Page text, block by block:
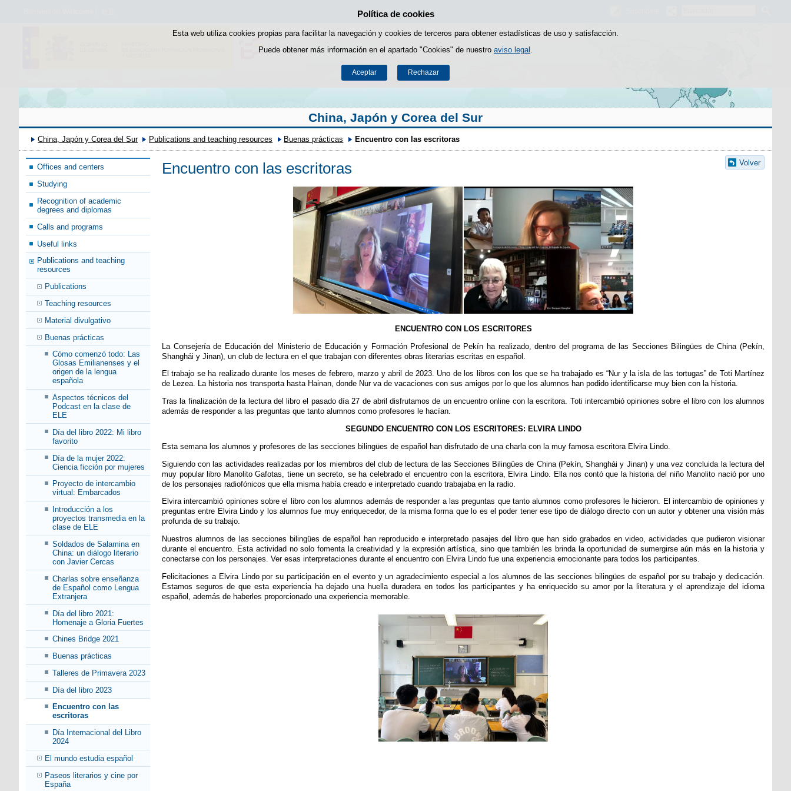
Política de cookies
Esta web utiliza cookies propias para facilitar la navegación y cookies de terceros para obtener estadísticas de uso y satisfacción.
Puede obtener más información en el apartado "Cookies" de nuestro aviso legal
Aceptar Rechazar
Saltar al contenido
China, Japón y Corea del Sur
China, Japón y Corea del Sur Publications and teaching resources Buenas prácticas Encuentro con las escritoras
Offices and centers
Studying
Recognition of academic
degrees and diplomas
Calls and programs
Useful links
Publications and teaching
resources
Publications
Teaching resources
Material divulgativo
Buenas prácticas
Cómo comenzó todo: Las
Glosas Emilianenses y el
origen de la lengua
española
Aspectos técnicos del
Podcast en la clase de
ELE
Día del libro 2022: Mi libro
favorito
Día de la mujer 2022:
Ciencia ficción por mujeres
Proyecto de intercambio
virtual: Embarcados
Introducción a los
proyectos transmedia en la
clase de ELE
Soldados de Salamina en
China: un diálogo literario
con Javier Cercas
Charlas sobre enseñanza
de Español como Lengua
Extranjera
Día del libro 2021:
Homenaje a Gloria Fuertes
Chines Bridge 2021
Buenas prácticas
Talleres de Primavera 2023
Día del libro 2023
Encuentro con las
escritoras
Día Internacional del Libro
2024
El mundo estudia español
Paseos literarios y cine por
España
Volver
Encuentro con las escritoras
ENCUENTRO CON LOS ESCRITORES
La Consejería de Educación del Ministerio de Educación y Formación Profesional de Pekín ha realizado, dentro del programa de las Secciones Bilingües de China (Pekín,
Shanghái y Jinan), un club de lectura en el que trabajan con diferentes obras literarias escritas en español.
El trabajo se ha realizado durante los meses de febrero, marzo y abril de 2023. Uno de los libros con los que se ha trabajado es “Nur y la isla de las tortugas” de Toti Martínez
de Lezea. La historia nos transporta hasta Hainan, donde Nur va de vacaciones con sus amigos por lo que los alumnos han podido identificarse muy bien con la historia.
Tras la finalización de la lectura del libro el pasado día 27 de abril disfrutamos de un encuentro online con la escritora. Toti intercambió opiniones sobre el libro con los alumnos
además de responder a las preguntas que tanto alumnos como profesores le hacían.
SEGUNDO ENCUENTRO CON LOS ESCRITORES: ELVIRA LINDO
Esta semana los alumnos y profesores de las secciones bilingües de español han disfrutado de una charla con la muy famosa escritora Elvira Lindo.
Siguiendo con las actividades realizadas por los miembros del club de lectura de las Secciones Bilingües de China (Pekín, Shanghái y Jinan) y una vez concluida la lectura del
muy popular libro Manolito Gafotas, tiene un secreto, se ha celebrado el encuentro con la escritora, Elvira Lindo. Ella nos contó que la historia del niño Manolito nació por uno
de los personajes radiofónicos que ella misma había creado e interpretado cuando trabajaba en la radio.
Elvira intercambió opiniones sobre el libro con los alumnos además de responder a las preguntas que tanto alumnos como profesores le hicieron. El intercambio de opiniones y
preguntas entre Elvira Lindo y los alumnos fue muy enriquecedor, de la misma forma que lo es el poder tener ese tipo de diálogo directo con un autor y obtener una visión más
profunda de su trabajo.
Nuestros alumnos de las secciones bilingües de español han reproducido e interpretado pasajes del libro que han sido grabados en video, actividades que pudieron visionar
durante el encuentro. Esta actividad no solo fomenta la creatividad y la expresión artística, sino que también les brinda la oportunidad de sumergirse aún más en la historia y
conectarse con los personajes. Ver esas interpretaciones durante el encuentro con Elvira Lindo fue una experiencia emocionante para todos los participantes.
Felicitaciones a Elvira Lindo por su participación en el evento y un agradecimiento especial a los alumnos de las secciones bilingües de español por su trabajo y dedicación.
Estamos seguros de que esta experiencia ha dejado una huella duradera en todos los participantes y ha enriquecido su amor por la literatura y el aprendizaje del idioma
español, además de haberles proporcionado una experiencia memorable.